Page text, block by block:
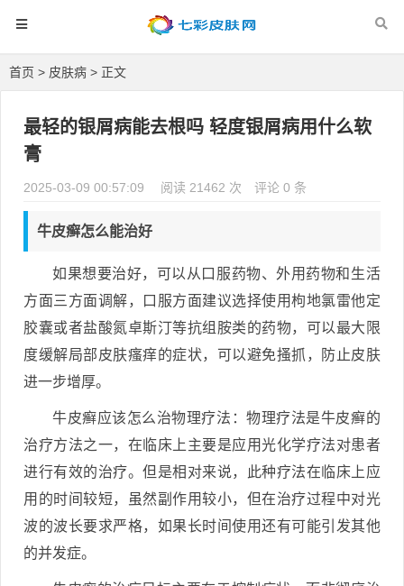
首页 > 皮肤病 > 正文
最轻的银屑病能去根吗 轻度银屑病用什么软
膏
2025-03-09 00:57:09 阅读 21462 次 评论 0 条
牛皮癣怎么能治好
如果想要治好，可以从口服药物、外用药物和生活
方面三方面调解，口服方面建议选择使用枸地氯雷他定
胶囊或者盐酸氮卓斯汀等抗组胺类的药物，可以最大限
度缓解局部皮肤瘙痒的症状，可以避免搔抓，防止皮肤
进一步增厚。
牛皮癣应该怎么治物理疗法：物理疗法是牛皮癣的
治疗方法之一，在临床上主要是应用光化学疗法对患者
进行有效的治疗。但是相对来说，此种疗法在临床上应
用的时间较短，虽然副作用较小，但在治疗过程中对光
波的波长要求严格，如果长时间使用还有可能引发其他
的并发症。